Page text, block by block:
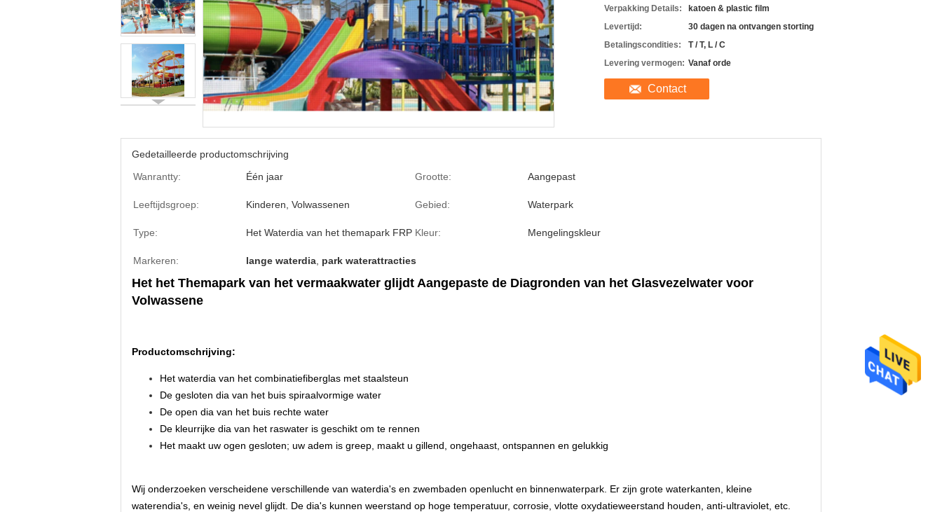
Verpakking Details:
katoen & plastic film
Levertijd:
30 dagen na ontvangen storting
Betalingscondities:
T / T, L / C
Levering vermogen: Vanaf orde
Contact
Gedetailleerde productomschrijving
Wanrantty:
Één jaar Grootte: Aangepast
Leeftijdsgroep: Kinderen, Volwassenen Gebied: Waterpark
Type: Het Waterdia van het themapark FRP Kleur: Mengelingskleur
Markeren: lange waterdia park waterattracties
Het het Themapark van het vermaakwater glijdt Aangepaste de Diagronden van het Glasvezelwater voor
Volwassene
Productomschrijving:
Het waterdia van het combinatiefiberglas met staalsteun
De gesloten dia van het buis spiraalvormige water
De open dia van het buis rechte water
De kleurrijke dia van het raswater is geschikt om te rennen
Het maakt uw ogen gesloten; uw adem is greep, maakt u gillend, ongehaast, ontspannen en gelukkig
Wij onderzoeken verscheidene verschillende van waterdia's en zwembaden openlucht en binnenwaterpark. Er zijn grote waterkanten, kleine
waterendia's, en weinig nevel glijdt. De dia's kunnen weerstand op hoge temperatuur, corrosie, vlotte oxydatieweerstand houden, anti-ultraviolet, etc.